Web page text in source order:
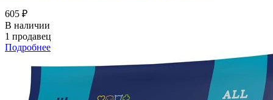
605 ₽
В наличии
1 продавец
Подробнее